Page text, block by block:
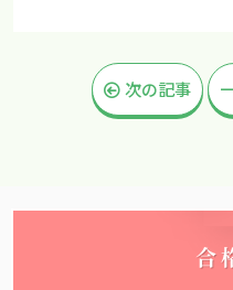
次の記事
合